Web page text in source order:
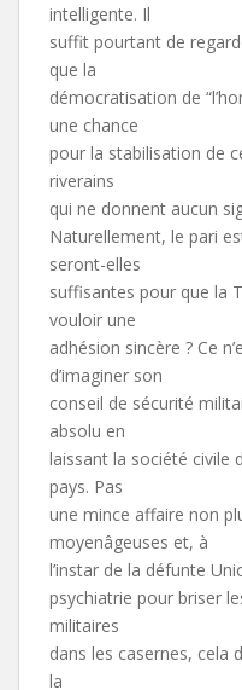
intelligente. Il
suffit pourtant de
que la
démocratisation de
une chance
pour la stabilisation de
riverains
qui ne donnent aucun
Naturellement, le pari
seront-elles
suffisantes pour que la
vouloir une
adhésion sincère ? Ce
d’imaginer son
conseil de sécurité
absolu en
laissant la société civile
pays. Pas
une mince affaire non
moyenâgeuses et, à
l’instar de la défunte
psychiatrie pour briser
militaires
dans les casernes, cela
la